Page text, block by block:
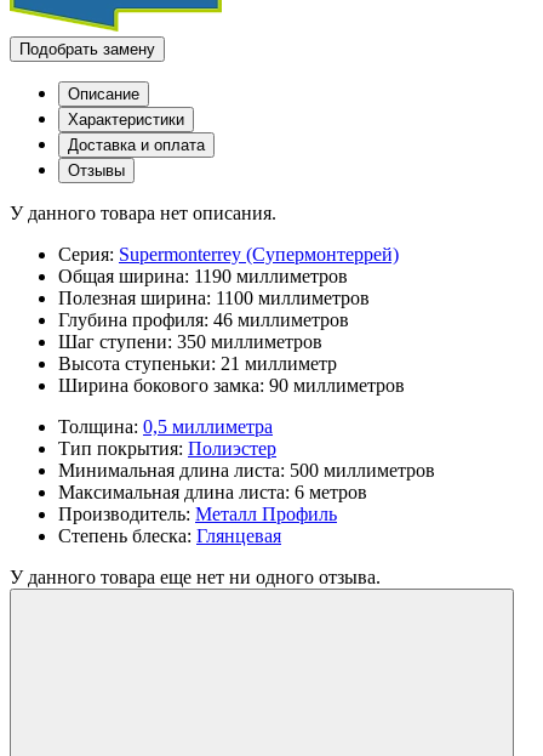
Подобрать замену
Описание
Характеристики
Доставка и оплата
Отзывы
У данного товара нет описания.
Серия: Supermonterrey (Супермонтеррей)
Общая ширина: 1190 миллиметров
Полезная ширина: 1100 миллиметров
Глубина профиля: 46 миллиметров
Шаг ступени: 350 миллиметров
Высота ступеньки: 21 миллиметр
Ширина бокового замка: 90 миллиметров
Толщина: 0,5 миллиметра
Тип покрытия: Полиэстер
Минимальная длина листа: 500 миллиметров
Максимальная длина листа: 6 метров
Производитель: Металл Профиль
Степень блеска: Глянцевая
У данного товара еще нет ни одного отзыва.